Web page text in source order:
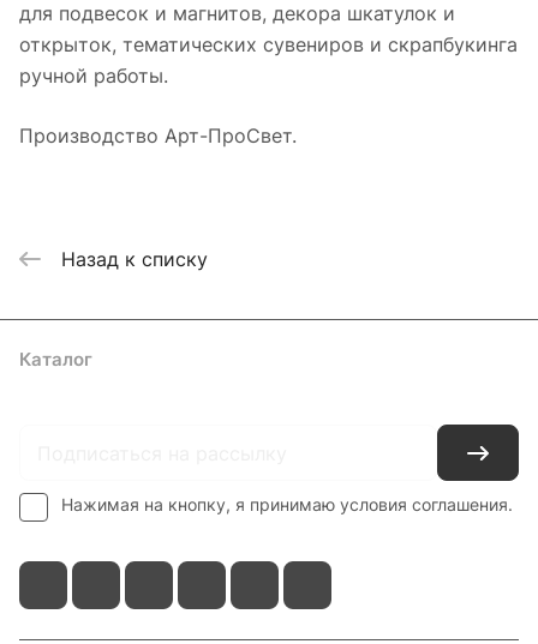
для подвесок и магнитов, декора шкатулок и
открыток, тематических сувениров и скрапбукинга
ручной работы.
Производство Арт-ПроСвет.
Назад к списку
Каталог
Нажимая на кнопку, я принимаю условия соглашения.